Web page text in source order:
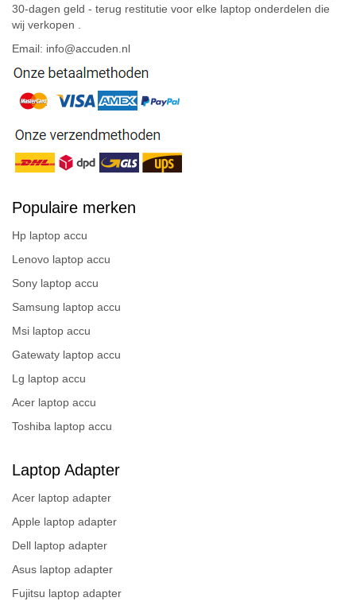
30-dagen geld - terug restitutie voor elke laptop onderdelen die
wij verkopen .
Email: info@accuden.nl
Populaire merken
Hp laptop accu
Lenovo laptop accu
Sony laptop accu
Samsung laptop accu
Msi laptop accu
Gatewaty laptop accu
Lg laptop accu
Acer laptop accu
Toshiba laptop accu
Laptop Adapter
Acer laptop adapter
Apple laptop adapter
Dell laptop adapter
Asus laptop adapter
Fujitsu laptop adapter